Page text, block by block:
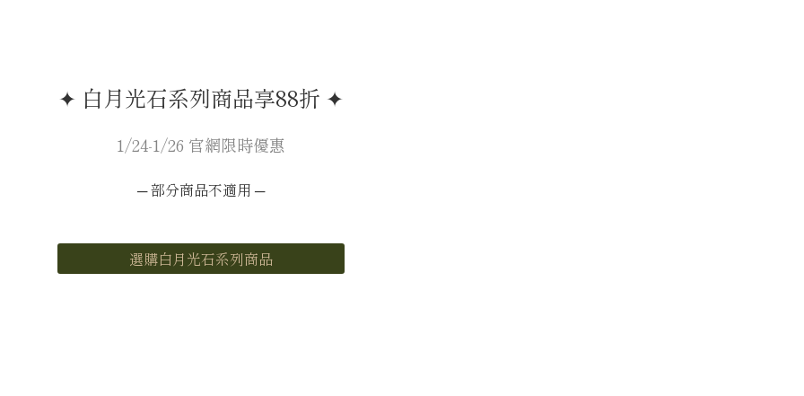
✦ 白月光石系列商品享88折 ✦
1/24-1/26 官網限時優惠
─ 部分商品不適用 ─
選購白月光石系列商品